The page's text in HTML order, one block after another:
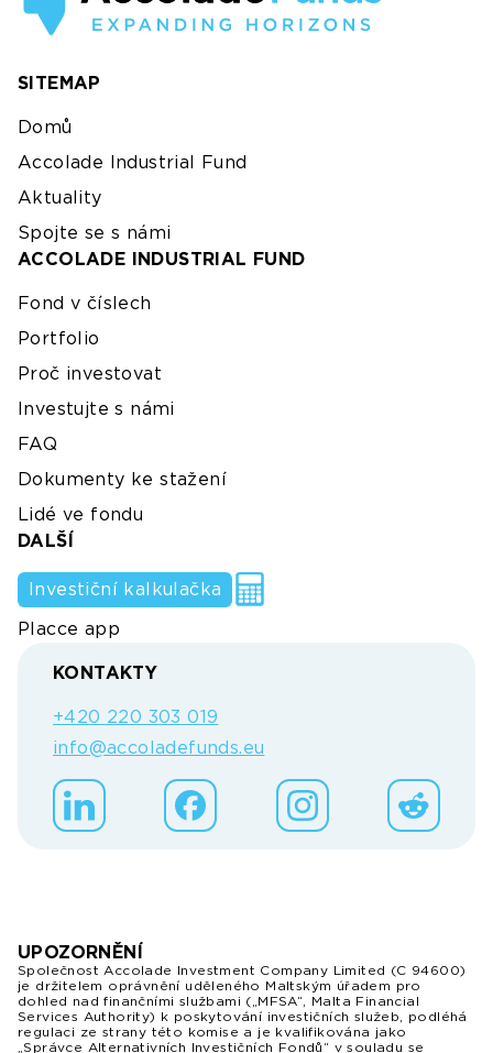
SITEMAP
Domů
Accolade Industrial Fund
Aktuality
Spojte se s námi
ACCOLADE INDUSTRIAL FUND
Fond v číslech
Portfolio
Proč investovat
Investujte s námi
FAQ
Dokumenty ke stažení
Lidé ve fondu
DALŠÍ
Investiční kalkulačka
Placce app
KONTAKTY
+420 220 303 019
info@accoladefunds.eu
UPOZORNĚNÍ
Společnost Accolade Investment Company Limited (C 94600)
je držitelem oprávnění uděleného Maltským úřadem pro
dohled nad finančními službami („MFSA“, Malta Financial
Services Authority) k poskytování investičních služeb, podléhá
regulaci ze strany této komise a je kvalifikována jako
„Správce Alternativních Investičních Fondů“ v souladu se